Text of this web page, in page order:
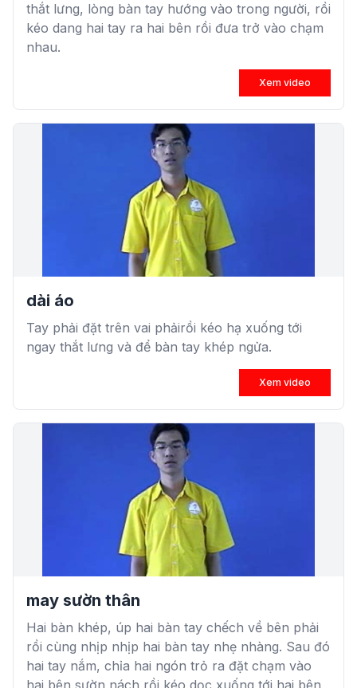
thắt lưng, lòng bàn tay hướng vào trong người, rồi
kéo dang hai tay ra hai bên rồi đưa trở vào chạm
nhau.
Xem video
dài áo
Tay phải đặt trên vai phảirồi kéo hạ xuống tới
ngay thắt lưng và để bàn tay khép ngửa.
Xem video
may sườn thân
Hai bàn khép, úp hai bàn tay chếch về bên phải
rồi cùng nhịp nhịp hai bàn tay nhẹ nhàng. Sau đó
hai tay nắm, chỉa hai ngón trỏ ra đặt chạm vào
hai bên sườn nách rồi kéo dọc xuống tới hai bên